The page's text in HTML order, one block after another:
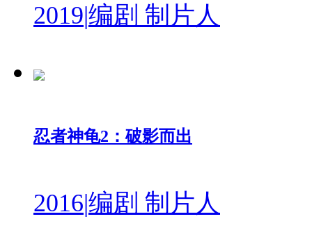
2019|编剧 制片人
忍者神龟2：破影而出
2016|编剧 制片人